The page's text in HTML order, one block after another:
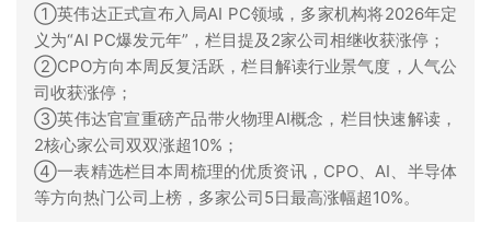
①英伟达正式宣布入局AI PC领域，多家机构将2026年定
义为“AI PC爆发元年”，栏目提及2家公司相继收获涨停；
②CPO方向本周反复活跃，栏目解读行业景气度，人气公
司收获涨停；
③英伟达官宣重磅产品带火物理AI概念，栏目快速解读，
2核心家公司双双涨超10%；
④一表精选栏目本周梳理的优质资讯，CPO、AI、半导体
等方向热门公司上榜，多家公司5日最高涨幅超10%。